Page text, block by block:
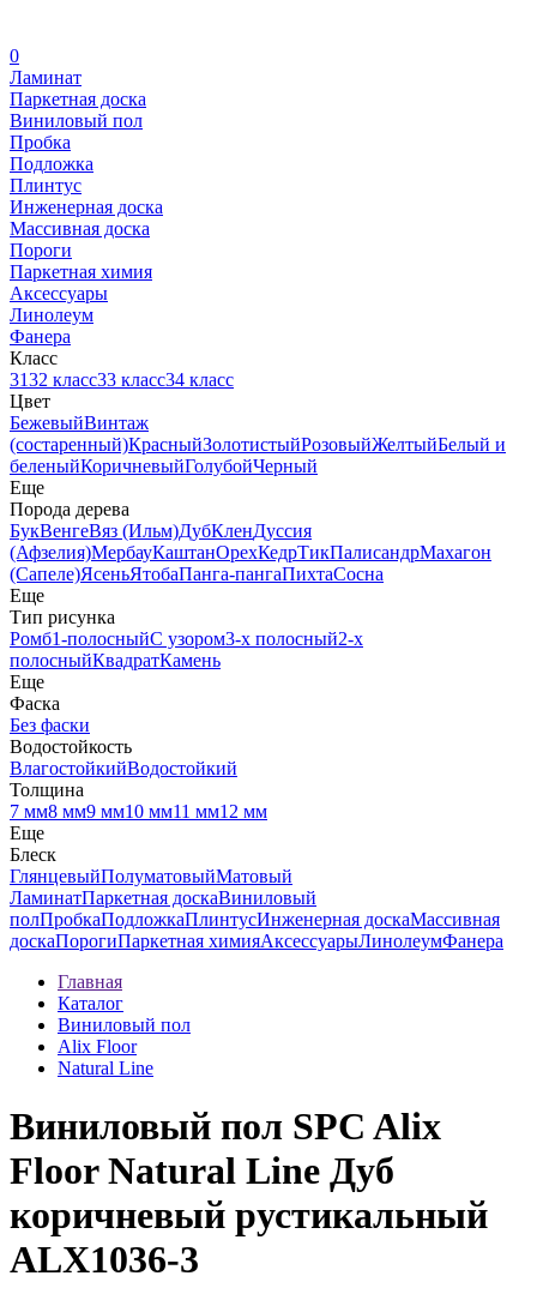
0
Ламинат
Паркетная доска
Виниловый пол
Пробка
Подложка
Плинтус
Инженерная доска
Массивная доска
Пороги
Паркетная химия
Аксессуары
Линолеум
Фанера
Класс
3132 класс33 класс34 класс
Цвет
БежевыйВинтаж
(состаренный)КрасныйЗолотистыйРозовыйЖелтыйБелый и
беленыйКоричневыйГолубойЧерный
Еще
Порода дерева
БукВенгеВяз (Ильм)ДубКленДуссия
(Афзелия)МербауКаштанОрехКедрТикПалисандрМахагон
(Сапеле)ЯсеньЯтобаПанга-пангаПихтаСосна
Еще
Тип рисунка
Ромб1-полосныйС узором3-х полосный2-х
полосныйКвадратКамень
Еще
Фаска
Без фаски
Водостойкость
ВлагостойкийВодостойкий
Толщина
7 мм8 мм9 мм10 мм11 мм12 мм
Еще
Блеск
ГлянцевыйПолуматовыйМатовый
ЛаминатПаркетная доскаВиниловый
полПробкаПодложкаПлинтусИнженерная доскаМассивная
доскаПорогиПаркетная химияАксессуарыЛинолеумФанера
Главная
Каталог
Виниловый пол
Alix Floor
Natural Line
Виниловый пол SPC Alix
Floor Natural Line Дуб
коричневый рустикальный
ALX1036-3